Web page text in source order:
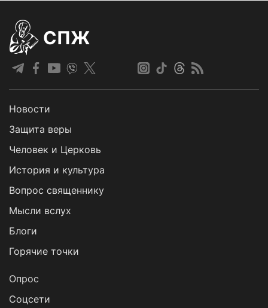
СПЖ
Новости
Защита веры
Человек и Церковь
История и культура
Вопрос священнику
Мысли вслух
Блоги
Горячие точки
Опрос
Cоцсети